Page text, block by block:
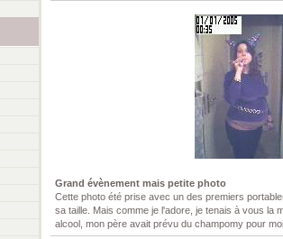
Grand évènement mais petite photo
Cette photo été prise avec un des premiers
sa taille. Mais comme je l'adore, je tenais à vous la
alcool, mon père avait prévu du champomy pour